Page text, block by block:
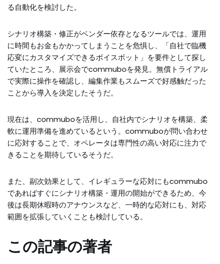
る自動化を検討した。
シナリオ構築・修正がベンダー依存となるツールでは、運用
に時間もお金もかかってしまうことを危惧し、「自社で臨機
応変にカスタマイズできるボイスボット」を要件として探し
ていたところ、展示会でcommuboを発見。無償トライアル
で実際に操作を確認し、編集作業もスムーズで好感触だった
ことから導入を決定したそうだ。
現在は、commuboを活用し、自社内でシナリオを構築、柔
軟に運用準備を進めているという。commuboが問い合わせ
に応対することで、オペレータは専門性の高い対応に注力で
きることを期待しているそうだ。
また、副次効果として、イレギュラーな応対にもcommubo
であればすぐにシナリオ構築・運用の開始ができるため、今
後は長期休暇時のアナウンスなど、一時的な応対にも、対応
範囲を拡張していくことも検討している。
この記事の著者